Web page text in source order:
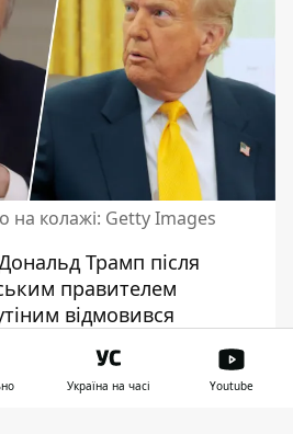
на колажі: Getty Images
Трамп після
правителем
відмовився
тиску
на Росію. Натомість
на
Україна на часі Youtube